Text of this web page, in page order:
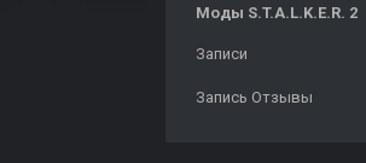
Моды S.T.A.L.K.E.R. 2
Записи
Запись Отзывы